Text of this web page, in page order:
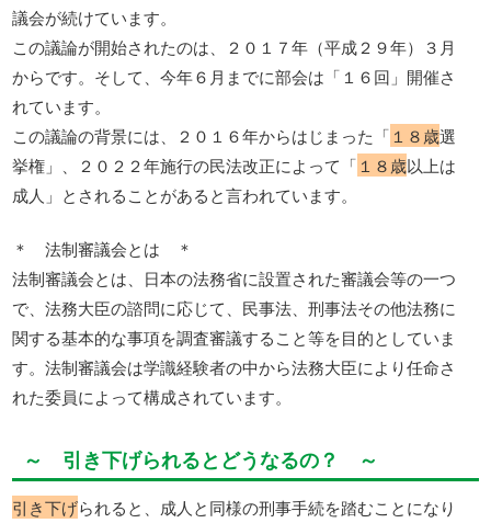
議会が続けています。
この議論が開始されたのは、２０１７年（平成２９年）３月
からです。そして、今年６月までに部会は「１６回」開催さ
れています。
この議論の背景には、２０１６年からはじまった「 １８歳選
挙権」、２０２２年施行の民法改正によって「 １８歳以上は
成人」とされることがあると言われています。
＊ 法制審議会とは ＊
法制審議会とは、日本の法務省に設置された審議会等の一つ
で、法務大臣の諮問に応じて、民事法、刑事法その他法務に
関する基本的な事項を調査審議すること等を目的としていま
す。法制審議会は学識経験者の中から法務大臣により任命さ
れた委員によって構成されています。
～ 引き下げられるとどうなるの？ ～
引き下げられると、成人と同様の刑事手続を踏むことになり